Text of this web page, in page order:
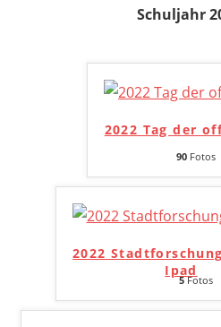
Schuljahr
2022 Tag der
90 Fotos
2022
Ipad
5Fotos